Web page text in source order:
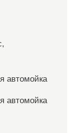
автомойка
автомойка